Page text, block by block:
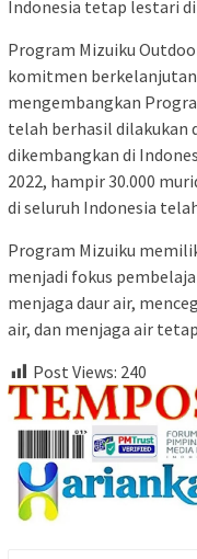
Indonesia tetap lestari di
Program Mizuiku
komitmen berkelanjutan
mengembangkan
telah berhasil dilakukan
dikembangkan di
2022, hampir 30.000
di seluruh Indonesia
Program Mizuiku
menjadi fokus
menjaga daur air,
air, dan menjaga air
Post Views: 240